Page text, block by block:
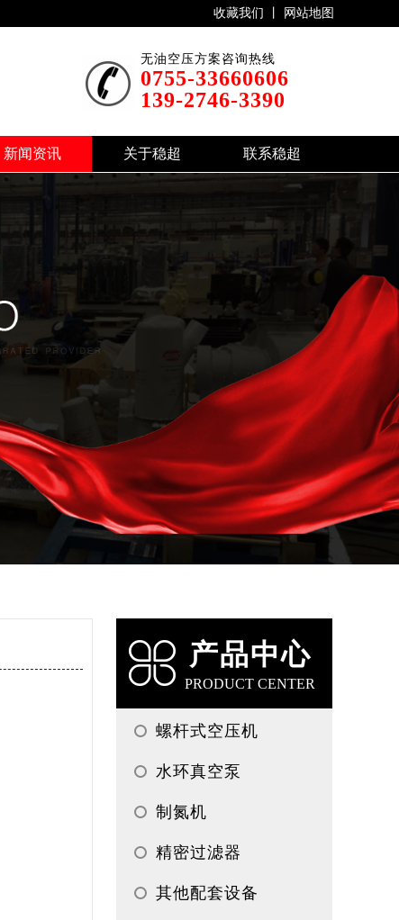
收藏我们 丨 网站地图
无油空压方案咨询热线
0755-33660606
139-2746-3390
新闻资讯 关于稳超 联系稳超
产品中心
PRODUCT CENTER
螺杆式空压机
水环真空泵
制氮机
精密过滤器
其他配套设备